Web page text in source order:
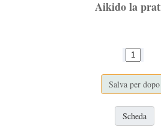
Aikido la
Salva per dopo
Scheda